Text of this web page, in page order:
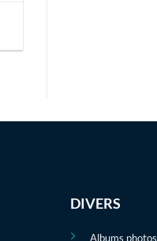
DIVERS
Albums photos